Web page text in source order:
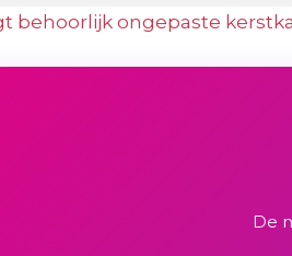
behoorlijk ongepaste
De